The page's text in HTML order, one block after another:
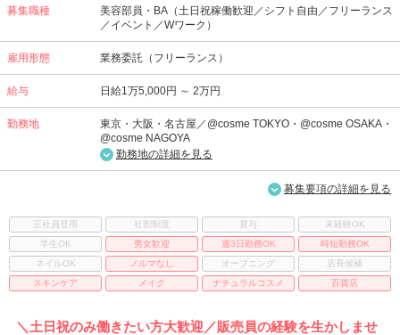
募集職種
美容部員・BA（土日祝稼働歓迎／シフト自由／フリーランス
／イベント／Wワーク）
雇用形態 業務委託（フリーランス）
給与 日給1万5,000円 ～ 2万円
勤務地
東京・大阪・名古屋／@cosme TOKYO・@cosme OSAKA・
@cosme NAGOYA
勤務地の詳細を見る
募集要項の詳細を見る
正社員登用 社割制度 賞与
未経験OK
学生OK
男女歓迎 週3日勤務OK
時短勤務OK
ネイルOK
ノルマなし オープニング
店長候補
スキンケア
メイク ナチュラルコスメ 百貨店
＼土日祝のみ働きたい方大歓迎／販売員の経験を生かしませ